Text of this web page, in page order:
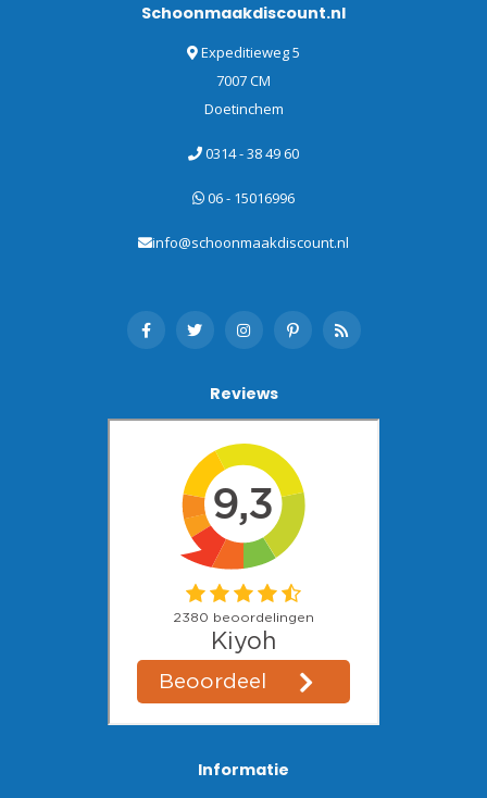
Schoonmaakdiscount.nl
Expeditieweg 5
7007 CM
Doetinchem
0314 - 38 49 60
06 - 15016996
info@schoonmaakdiscount.nl
Reviews
Informatie